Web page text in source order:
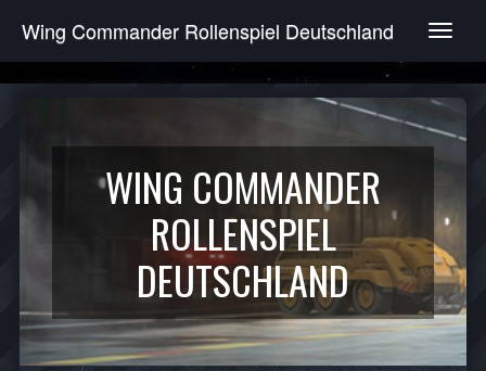
T
g
e
v
g
a
t
i
o
n
Wing Commander Rollenspiel Deutschland
WING COMMANDER
ROLLENSPIEL
DEUTSCHLAND